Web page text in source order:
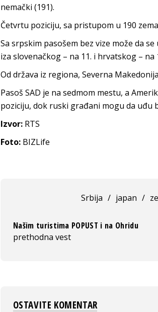
nemački (191).
Četvrtu poziciju, sa pristupom u 190
Sa srpskim pasošem bez vize može da
iza slovenačkog – na 11. i hrvatskog – na
Od država iz regiona, Severna
Pasoš SAD je na sedmom mestu, a
poziciju, dok ruski građani mogu da uđu
Izvor: RTS
Foto: BIZLife
Srbija / japan /
Našim turistima POPUST i na Ohridu
prethodna vest
OSTAVITE KOMENTAR